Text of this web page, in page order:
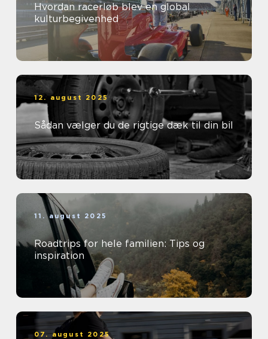
Hvordan racerløb blev en global
kulturbegivenhed
12. august 2025
Sådan vælger du de rigtige dæk til din bil
11. august 2025
Roadtrips for hele familien: Tips og
inspiration
07. august 2025